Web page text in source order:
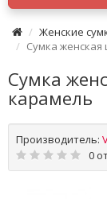
Женские
Сумка женская
Сумка
карамель
Производитель:
0